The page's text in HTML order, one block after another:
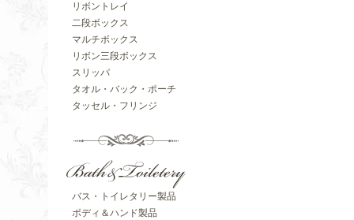
リボントレイ
二段ボックス
マルチボックス
リボン三段ボックス
スリッパ
タオル・バック・ポーチ
タッセル・フリンジ
バス・トイレタリー製品
ボディ＆ハンド製品